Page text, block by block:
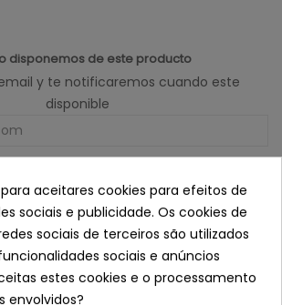
disponemos de este producto
y te notificaremos cuando este
disponible
Notificarme
húmido completo para cães
com peixe e carne e
de alta qualidade.
a Alpha Spirit
aceitares cookies para efeitos de
sociais e publicidade. Os cookies de
sociais de terceiros são utilizados
sociais e anúncios
estes cookies e o processamento
envolvidos?